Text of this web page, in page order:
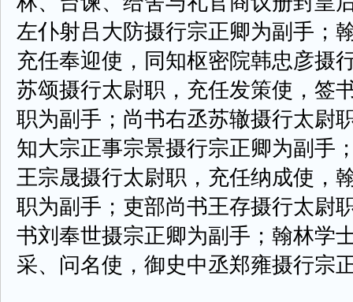
左仆射吕大防摄行宗正卿为副手；
充任奉迎使，同知枢密院韩忠彦摄
苏颂摄行太尉职，充任发策使，签
职为副手；尚书右丞苏辙摄行太尉
知大宗正事宗景摄行宗正卿为副手
王宗晟摄行太尉职，充任纳成使，
职为副手；吏部尚书王存摄行太尉
书刘奉世摄宗正卿为副手；翰林学
采、问名使，御史中丞郑雍摄行宗